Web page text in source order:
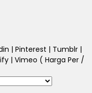
| Pinterest | Tumblr |
| Vimeo ( Harga Per /